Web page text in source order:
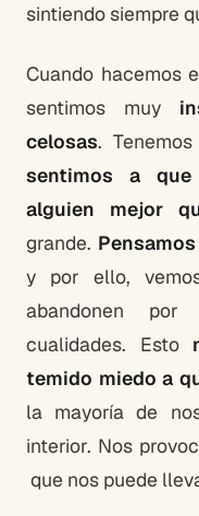
sintiendo siempre
Cuando hacemos
sentimos muy
celosas.
sentimos a que
alguien mejor
grande.
y por ello,
abandonen
cualidades. Esto
temido miedo a
la mayoría de
interior. Nos
que nos puede